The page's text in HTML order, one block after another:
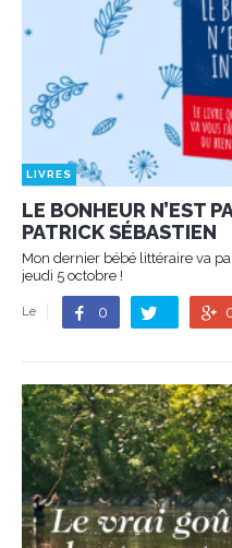
LIVRES
LE BONHEUR N’EST
PATRICK SÉBASTIEN
Mon dernier bébé littéraire va
jeudi 5 octobre !
Le 0